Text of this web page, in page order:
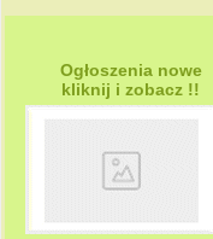
Ogłoszenia nowe
kliknij i zobacz !!